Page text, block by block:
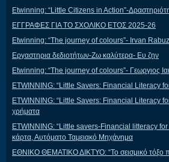
Etwinning: “Little Citizens in Action”-
ΕΓΓΡΑΦΕΣ ΓΙΑ ΤΟ ΣΧΟΛΙΚΟ ΕΤΟΣ 2025-26
Etwinning: “The journey of colours”- Irvan
Εργαστηρια δεδιοτήτων-Ζω καλύτερα- Ευ ζην
Etwinning: “The journey of colours”- Γεωργιος
ETWINNING: “Little Savers: Financial Literacy
ETWINNING: “Little Savers: Financial Literacy for
χρήματα
ETWINNING: “Little savers-Financial litteracy for
κάρτα, Αυτόματο Ταμειακό Μηχάνημα
ΕΘΝΙΚΟ ΘΕΜΑΤΙΚΟ ΔΙΚΤΥΟ: “Το σεισμικό τόξο